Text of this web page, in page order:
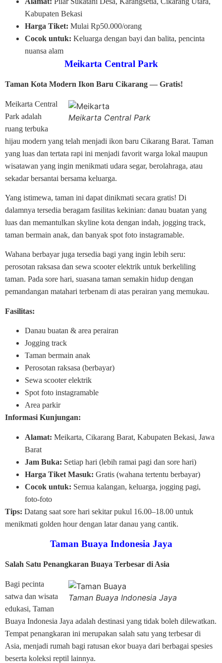
Kabupaten Bekasi
Harga Tiket: Mulai Rp50.000/orang
Cocok untuk: Keluarga dengan bayi dan balita, pencinta
nuansa alam
Meikarta Central Park
Taman Kota Modern Ikon Baru Cikarang — Gratis!
Meikarta Central Park
Meikarta Central
Park adalah
ruang terbuka
hijau modern yang telah menjadi ikon baru Cikarang Barat. Taman
yang luas dan tertata rapi ini menjadi favorit warga lokal maupun
wisatawan yang ingin menikmati udara segar, berolahraga, atau
sekadar bersantai bersama keluarga.
Yang istimewa, taman ini dapat dinikmati secara gratis! Di
dalamnya tersedia beragam fasilitas kekinian: danau buatan yang
luas dan memantulkan skyline kota dengan indah, jogging track,
taman bermain anak, dan banyak spot foto instagramable.
Wahana berbayar juga tersedia bagi yang ingin lebih seru:
perosotan raksasa dan sewa scooter elektrik untuk berkeliling
taman. Pada sore hari, suasana taman semakin hidup dengan
pemandangan matahari terbenam di atas perairan yang memukau.
Fasilitas:
Danau buatan & area perairan
Jogging track
Taman bermain anak
Perosotan raksasa (berbayar)
Sewa scooter elektrik
Spot foto instagramable
Area parkir
Informasi Kunjungan:
Alamat: Meikarta, Cikarang Barat, Kabupaten Bekasi, Jawa
Barat
Jam Buka: Setiap hari (lebih ramai pagi dan sore hari)
Harga Tiket Masuk: Gratis (wahana tertentu berbayar)
Cocok untuk: Semua kalangan, keluarga, jogging pagi,
foto-foto
Tips: Datang saat sore hari sekitar pukul 16.00–18.00 untuk
menikmati golden hour dengan latar danau yang cantik.
Taman Buaya Indonesia Jaya
Salah Satu Penangkaran Buaya Terbesar di Asia
Taman Buaya Indonesia Jaya
Bagi pecinta
satwa dan wisata
edukasi, Taman
Buaya Indonesia Jaya adalah destinasi yang tidak boleh dilewatkan.
Tempat penangkaran ini merupakan salah satu yang terbesar di
Asia, menjadi rumah bagi ratusan ekor buaya dari berbagai spesies
beserta koleksi reptil lainnya.